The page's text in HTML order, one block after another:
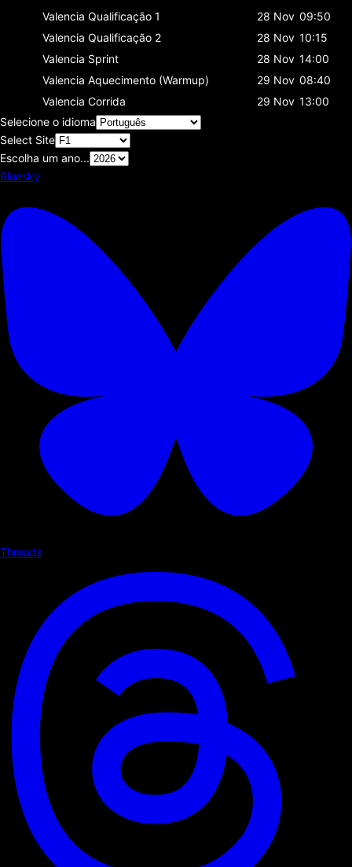
Valencia Qualificação 1 28 Nov 09:50
Valencia Qualificação 2 28 Nov 10:15
Valencia Sprint 28 Nov 14:00
Valencia Aquecimento (Warmup) 29 Nov 08:40
Valencia Corrida 29 Nov 13:00
Selecione o idioma
Select Site
Escolha um ano...
Bluesky
Threads